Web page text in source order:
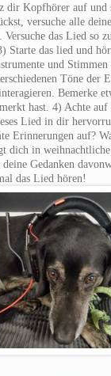
dir Kopfhörer auf und
versuche alle
Versuche das Lied so
Starte das lied und
und Stimmen
Töne der
Bemerke
hast. 4) Achte auf
Lied in dir
Erinnerungen auf?
dich in
Gedanken
das Lied hören!